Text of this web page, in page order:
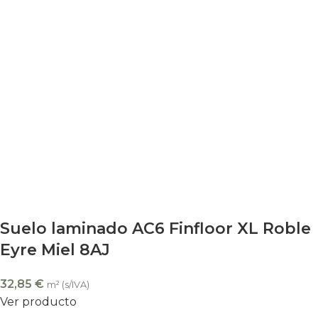
Suelo laminado AC6 Finfloor XL Roble
Eyre Miel 8AJ
32,85 € m² (s/IVA)
Ver producto